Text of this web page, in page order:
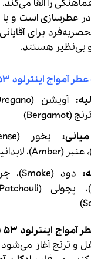
را القا می‌کند.
عطرسازی است و با
برای
هستند.
آمواج اینترلود ۵۳ مردانه
آمواج اینترلود ۵۳
و ترنج آغاز